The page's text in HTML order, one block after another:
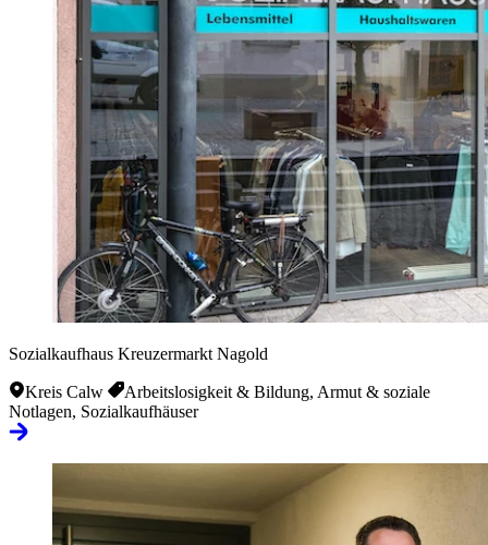
Sozialkaufhaus Kreuzermarkt Nagold
Kreis Calw
Arbeitslosigkeit & Bildung, Armut & soziale
Notlagen, Sozialkaufhäuser